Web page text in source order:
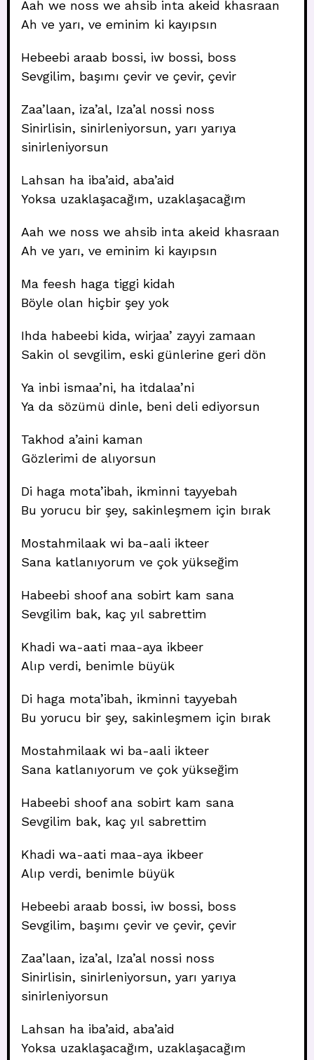
Aah we noss we ahsib inta akeid khasraan
Ah ve yarı, ve eminim ki kayıpsın
Hebeebi araab bossi, iw bossi, boss
Sevgilim, başımı çevir ve çevir, çevir
Zaa’laan, iza’al, Iza’al nossi noss
Sinirlisin, sinirleniyorsun, yarı yarıya
sinirleniyorsun
Lahsan ha iba’aid, aba’aid
Yoksa uzaklaşacağım, uzaklaşacağım
Aah we noss we ahsib inta akeid khasraan
Ah ve yarı, ve eminim ki kayıpsın
Ma feesh haga tiggi kidah
Böyle olan hiçbir şey yok
Ihda habeebi kida, wirjaa’ zayyi zamaan
Sakin ol sevgilim, eski günlerine geri dön
Ya inbi ismaa’ni, ha itdalaa’ni
Ya da sözümü dinle, beni deli ediyorsun
Takhod a’aini kaman
Gözlerimi de alıyorsun
Di haga mota’ibah, ikminni tayyebah
Bu yorucu bir şey, sakinleşmem için bırak
Mostahmilaak wi ba-aali ikteer
Sana katlanıyorum ve çok yükseğim
Habeebi shoof ana sobirt kam sana
Sevgilim bak, kaç yıl sabrettim
Khadi wa-aati maa-aya ikbeer
Alıp verdi, benimle büyük
Di haga mota’ibah, ikminni tayyebah
Bu yorucu bir şey, sakinleşmem için bırak
Mostahmilaak wi ba-aali ikteer
Sana katlanıyorum ve çok yükseğim
Habeebi shoof ana sobirt kam sana
Sevgilim bak, kaç yıl sabrettim
Khadi wa-aati maa-aya ikbeer
Alıp verdi, benimle büyük
Hebeebi araab bossi, iw bossi, boss
Sevgilim, başımı çevir ve çevir, çevir
Zaa’laan, iza’al, Iza’al nossi noss
Sinirlisin, sinirleniyorsun, yarı yarıya
sinirleniyorsun
Lahsan ha iba’aid, aba’aid
Yoksa uzaklaşacağım, uzaklaşacağım